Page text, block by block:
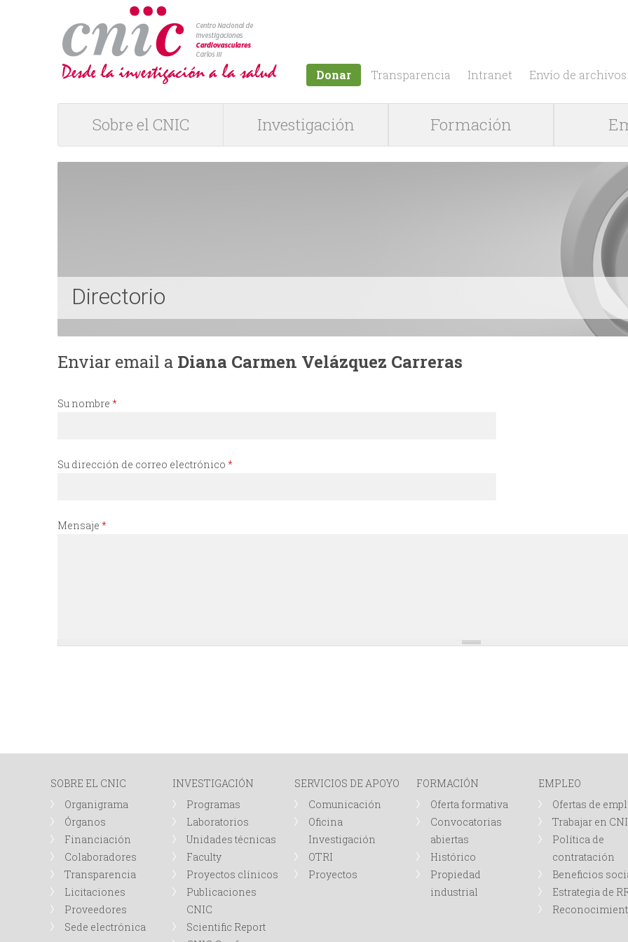
Donar Transparencia Intranet Envío de archivos
e
P
I
N
C
P
Sobre el CNIC Investigación Formación
Directorio
Enviar email a Diana Carmen Velázquez Carreras
Su nombre *
Su dirección de correo electrónico *
Mensaje *
SOBRE EL CNIC
Organigrama
Órganos
Financiación
Colaboradores
Transparencia
Licitaciones
Proveedores
Sede electrónica
INVESTIGACIÓN
Programas
Laboratorios
Unidades técnicas
Faculty
Proyectos clínicos
Publicaciones
CNIC
Scientific Report
SERVICIOS DE APOYO
Comunicación
Oficina
Investigación
OTRI
Proyectos
FORMACIÓN
Oferta formativa
Convocatorias
abiertas
Histórico
Propiedad
industrial
EMPLEO
Ofertas de
Trabajar en
Política de
contratación
Beneficios
Estrategia de